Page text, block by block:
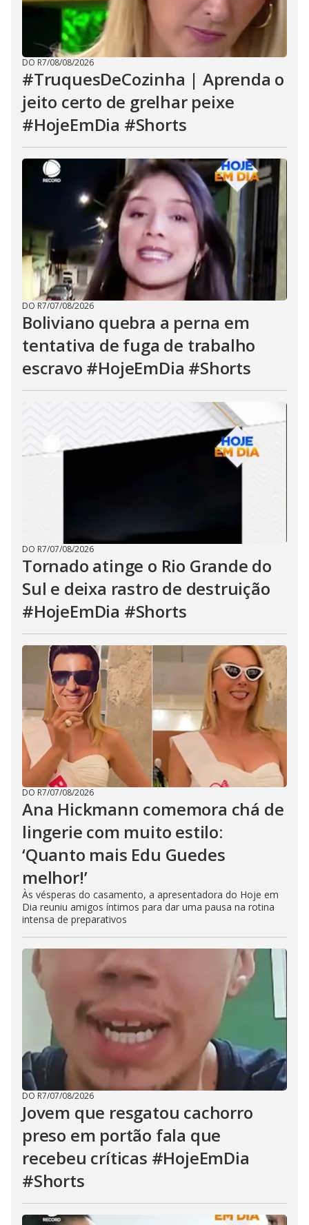
DO R7/08/08/2026
#TruquesDeCozinha | Aprenda o
jeito certo de grelhar peixe
#HojeEmDia #Shorts
DO R7/07/08/2026
Boliviano quebra a perna em
tentativa de fuga de trabalho
escravo #HojeEmDia #Shorts
DO R7/07/08/2026
Tornado atinge o Rio Grande do
Sul e deixa rastro de destruição
#HojeEmDia #Shorts
DO R7/07/08/2026
Ana Hickmann comemora chá de
lingerie com muito estilo:
‘Quanto mais Edu Guedes
melhor!’
Às vésperas do casamento, a apresentadora do Hoje em
Dia reuniu amigos íntimos para dar uma pausa na rotina
intensa de preparativos
DO R7/07/08/2026
Jovem que resgatou cachorro
preso em portão fala que
recebeu críticas #HojeEmDia
#Shorts